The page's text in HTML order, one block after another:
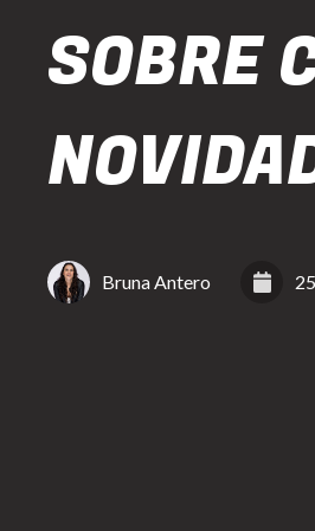
SOBRE
Bruna Antero